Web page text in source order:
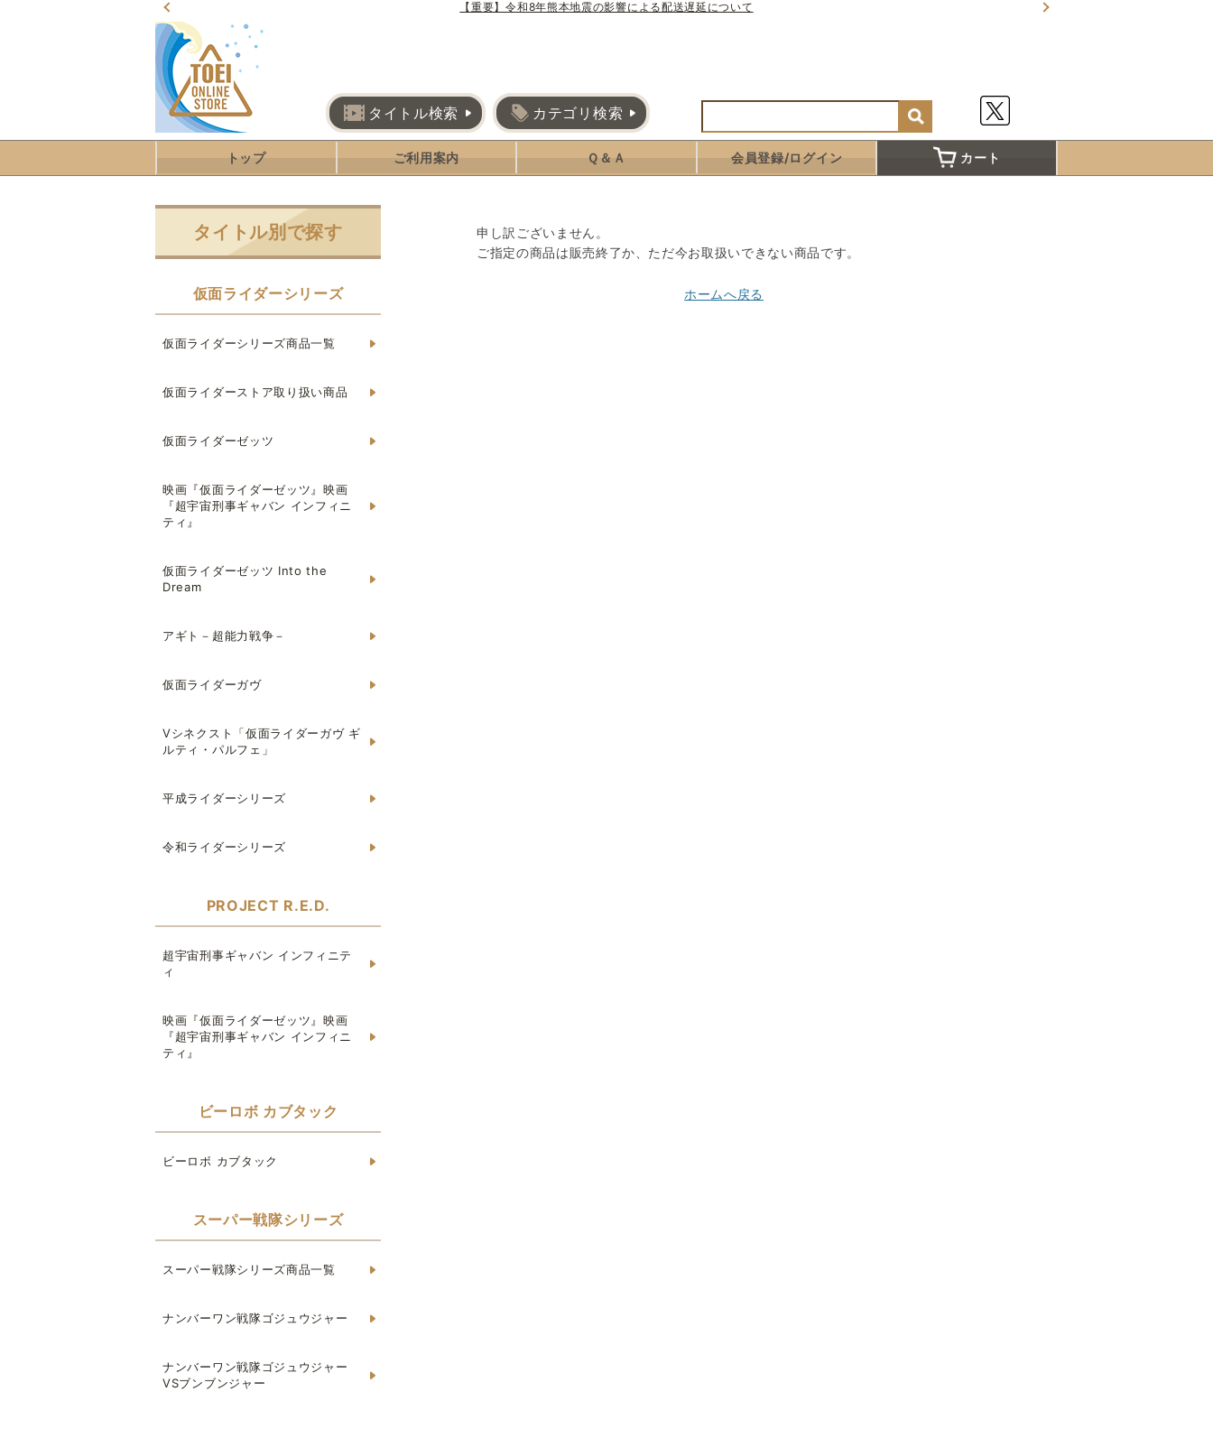
【重要】令和8年熊本地震の影響による配送遅延について
タイトル検索 カテゴリ検索
トップ ご利用案内 Ｑ＆Ａ 会員登録/ログイン カート
申し訳ございません。
ご指定の商品は販売終了か、ただ今お取扱いできない商品です。
ホームへ戻る
タイトル別で探す
仮面ライダーシリーズ
仮面ライダーシリーズ商品一覧
仮面ライダーストア取り扱い商品
仮面ライダーゼッツ
映画『仮面ライダーゼッツ』映画
『超宇宙刑事ギャバン インフィニ
ティ』
仮面ライダーゼッツ Into the
Dream
アギト－超能力戦争－
仮面ライダーガヴ
Vシネクスト「仮面ライダーガヴ ギ
ルティ・パルフェ」
平成ライダーシリーズ
令和ライダーシリーズ
PROJECT R.E.D.
超宇宙刑事ギャバン インフィニテ
ィ
映画『仮面ライダーゼッツ』映画
『超宇宙刑事ギャバン インフィニ
ティ』
ビーロボ カブタック
ビーロボ カブタック
スーパー戦隊シリーズ
スーパー戦隊シリーズ商品一覧
ナンバーワン戦隊ゴジュウジャー
ナンバーワン戦隊ゴジュウジャー
VSブンブンジャー